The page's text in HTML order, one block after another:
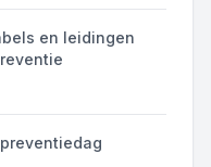
en leidingen